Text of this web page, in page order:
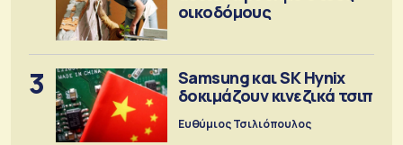
οικοδόμους
3
Samsung και SK Hynix
δοκιμάζουν κινεζικά τσιπ
Ευθύμιος Τσιλιόπουλος